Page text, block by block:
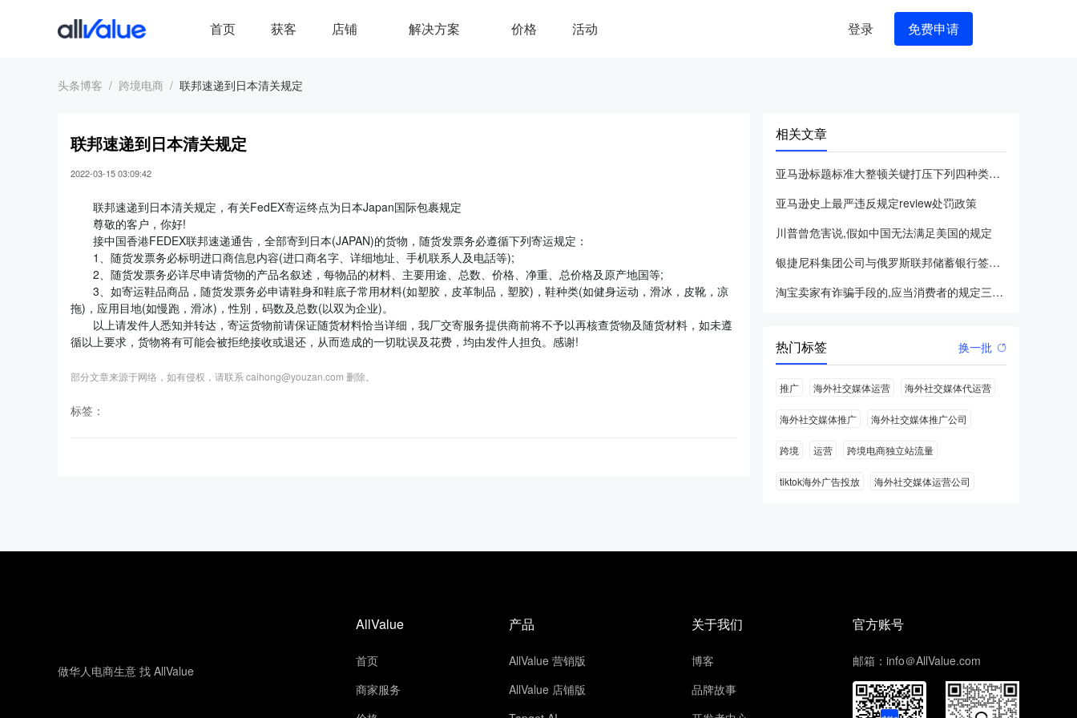
首页 获客 店铺 解决方案 价格 活动 登录 免费申请
头条博客 跨境电商 联邦速递到日本清关规定
联邦速递到日本清关规定
2022-03-15 03:09:42
联邦速递到日本清关规定，有关FedEX寄运终点为日本Japan国际包裹规定
尊敬的客户，你好!
接中国香港FEDEX联邦速递通告，全部寄到日本(JAPAN)的货物，随货发票务必遵循下列寄运规定：
1、随货发票务必标明进口商信息内容(进口商名字、详细地址、手机联系人及电話等);
2、随货发票务必详尽申请货物的产品名叙述，每物品的材料、主要用途、总数、价格、净重、总价格及原产地国等;
3、如寄运鞋品商品，随货发票务必申请鞋身和鞋底子常用材料(如塑胶，皮革制品，塑胶)，鞋种类(如健身运动，滑冰，皮靴，凉
拖)，应用目地(如慢跑，滑冰)，性別，码数及总数(以双为企业)。
以上请发件人悉知并转达，寄运货物前请保证随货材料恰当详细，我厂交寄服务提供商前将不予以再核查货物及随货材料，如未遵
循以上要求，货物将有可能会被拒绝接收或退还，从而造成的一切耽误及花费，均由发件人担负。感谢!
部分文章来源于网络，如有侵权，请联系 caihong@youzan.com 删除。
标签：
相关文章
亚马逊标题标准大整顿关键打压下列四种类别的违反规定
亚马逊史上最严违反规定review处罚政策
川普曾危害说,假如中国无法满足美国的规定
银捷尼科集团公司与俄罗斯联邦储蓄银行签定合作协议
淘宝卖家有诈骗手段的,应当消费者的规定三倍赔偿其遭受的损害
热门标签 换一批
推广 海外社交媒体运营 海外社交媒体代运营
海外社交媒体推广 海外社交媒体推广公司
跨境 运营 跨境电商独立站流量
tiktok海外广告投放 海外社交媒体运营公司
做华人电商生意 找 AllValue
AllValue
首页
商家服务
产品
AllValue 营销版
AllValue 店铺版
关于我们
博客
品牌故事
官方账号
邮箱：info＠AllValue.com